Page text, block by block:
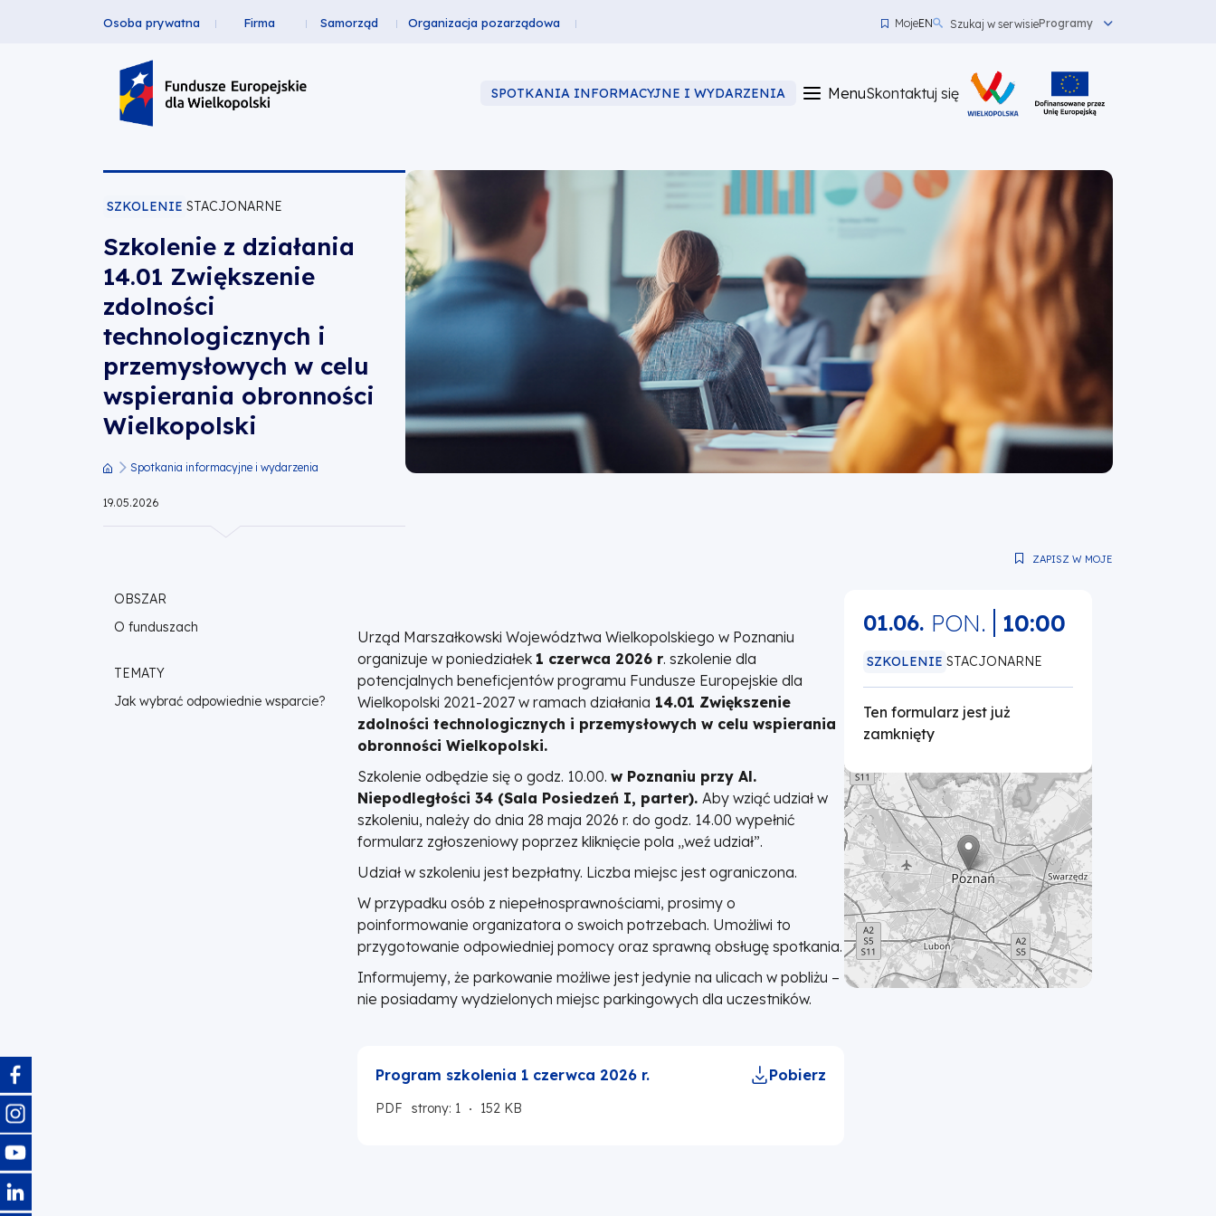
działania
Zwiększenie
zdolności
technologicznych
przemysłowych
wspierania
Wielkopolski
Fundusze
Header
Top
Osoba prywatna Firma Samorząd Organizacja pozarządowa MojeEN
top
left
Szukaj w serwisieProgramy
SPOTKANIA INFORMACYJNE I WYDARZENIA Menu
Skontaktuj
Skontaktuj się
SZKOLENIE STACJONARNE
Szkolenie z działania
14.01 Zwiększenie
zdolności
technologicznych i
przemysłowych w celu
wspierania obronności
Wielkopolski
nawigacyjna
Spotkania informacyjne i wydarzenia
19.05.2026
ZAPISZ W MOJE
OBSZAR
O funduszach
TEMATY
Jak wybrać odpowiednie wsparcie?
Urząd Marszałkowski Województwa Wielkopolskiego w Poznaniu
organizuje w poniedziałek 1 czerwca 2026 r. szkolenie dla
potencjalnych beneficjentów programu Fundusze Europejskie dla
Wielkopolski 2021-2027 w ramach działania 14.01 Zwiększenie
zdolności technologicznych i przemysłowych w celu wspierania
obronności Wielkopolski.
Szkolenie odbędzie się o godz. 10.00.w Poznaniu przy Al.
Niepodległości 34 (Sala Posiedzeń I, parter).Aby wziąć udział w
szkoleniu, należy do dnia 28 maja 2026 r. do godz. 14.00 wypełnić
formularz zgłoszeniowy poprzez kliknięcie pola „weź udział”.
Udział w szkoleniu jest bezpłatny. Liczba miejsc jest ograniczona.
W przypadku osób z niepełnosprawnościami, prosimy o
poinformowanie organizatora o swoich potrzebach. Umożliwi to
przygotowanie odpowiedniej pomocy oraz sprawną obsługę spotkania.
Informujemy, że parkowanie możliwe jest jedynie na ulicach w pobliżu –
nie posiadamy wydzielonych miejsc parkingowych dla uczestników.
Program szkolenia 1 czerwca 2026 r. Pobierz
PDF strony: 1 152 KB
01.06. PON. 10:00
SZKOLENIE STACJONARNE
Ten formularz jest już
zamknięty
Obraz
Obraz
Obraz
Obraz